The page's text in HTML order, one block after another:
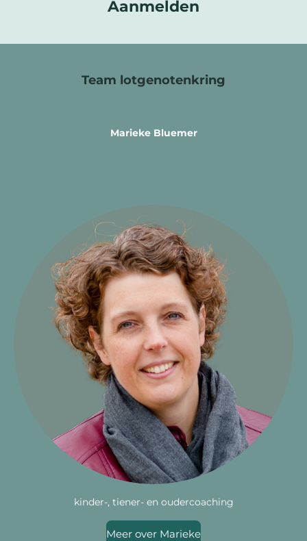
Aanmelden
Team lotgenotenkring
Marieke Bluemer
kinder-, tiener- en oudercoaching
Meer over Marieke